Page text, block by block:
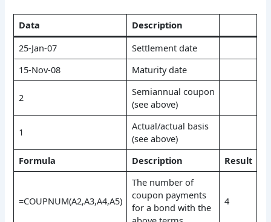
Data
Description
25-Jan-07
Settlement date
15-Nov-08
Maturity date
2
Semiannual coupon
(see above)
1
Actual/actual basis
(see above)
Formula
Description Result
=COUPNUM(A2,A3,A4,A5)
The number of
coupon payments
for a bond with the
4